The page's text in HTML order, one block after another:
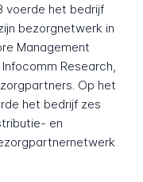
voerde het bedrijf
bezorgnetwerk in
Management
Research,
Op het
het bedrijf zes
en